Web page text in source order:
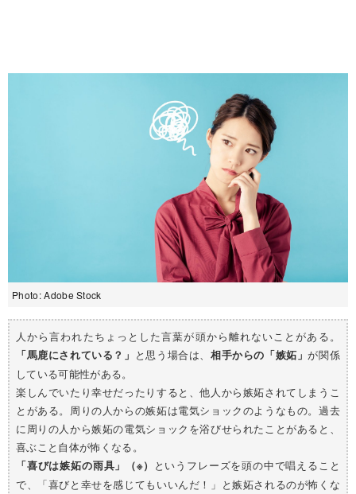
Photo: Adobe Stock
人から言われたちょっとした言葉が頭から離れないことがある。
「馬鹿にされている？」 と思う場合は、 相手からの「嫉妬」が関係
している可能性がある。
楽しんでいたり幸せだったりすると、他人から嫉妬されてしまうこ
とがある。周りの人からの嫉妬は電気ショックのようなもの。過去
に周りの人から嫉妬の電気ショックを浴びせられたことがあると、
喜ぶこと自体が怖くなる。
「喜びは嫉妬の雨具」（※）
というフレーズを頭の中で唱えること
で、「喜びと幸せを感じてもいいんだ！」と嫉妬されるのが怖くな